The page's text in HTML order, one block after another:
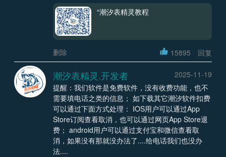
“潮汐表精灵教程
删除 15895 回复
潮汐表精灵.开发者
2025-11-19
提醒：我们软件是免费软件，没有收费功能，也不
需要填电话之类的信息； 如下载其它潮汐软件扣费
可以通过下面方式处理： IOS用户可以通过App
Store订阅查看取消，也可以通过网页App Store退
费； android用户可以通过支付宝和微信查看取
消，如果没有那就没办法了....给电话我们也没办
法....